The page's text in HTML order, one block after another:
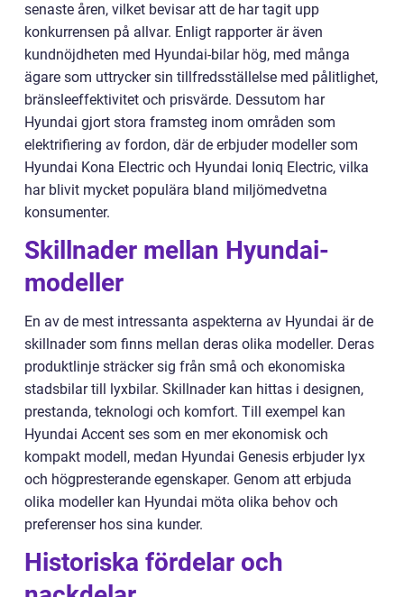
senaste åren, vilket bevisar att de har tagit upp
konkurrensen på allvar. Enligt rapporter är även
kundnöjdheten med Hyundai-bilar hög, med många
ägare som uttrycker sin tillfredsställelse med pålitlighet,
bränsleeffektivitet och prisvärde. Dessutom har
Hyundai gjort stora framsteg inom områden som
elektrifiering av fordon, där de erbjuder modeller som
Hyundai Kona Electric och Hyundai Ioniq Electric, vilka
har blivit mycket populära bland miljömedvetna
konsumenter.
Skillnader mellan Hyundai-
modeller
En av de mest intressanta aspekterna av Hyundai är de
skillnader som finns mellan deras olika modeller. Deras
produktlinje sträcker sig från små och ekonomiska
stadsbilar till lyxbilar. Skillnader kan hittas i designen,
prestanda, teknologi och komfort. Till exempel kan
Hyundai Accent ses som en mer ekonomisk och
kompakt modell, medan Hyundai Genesis erbjuder lyx
och högpresterande egenskaper. Genom att erbjuda
olika modeller kan Hyundai möta olika behov och
preferenser hos sina kunder.
Historiska fördelar och